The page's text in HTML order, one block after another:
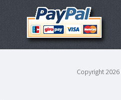
Copyright 2026